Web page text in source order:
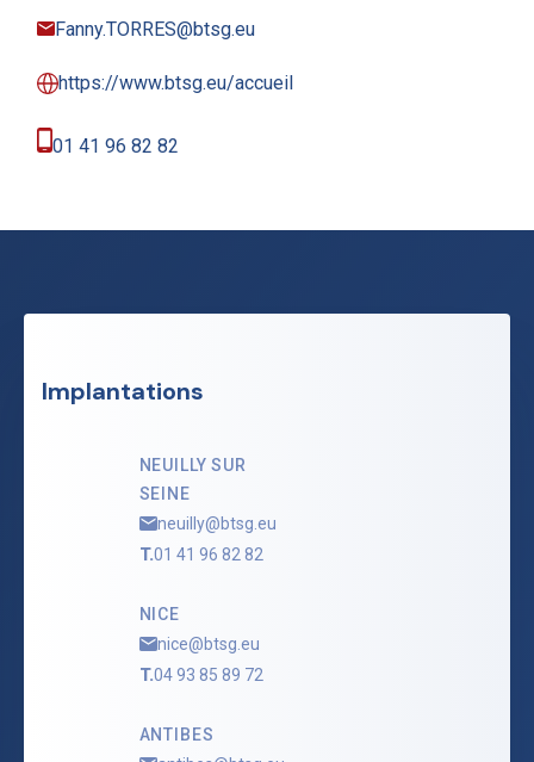
Fanny.TORRES@btsg.eu
https://www.btsg.eu/accueil
01 41 96 82 82
Implantations
NEUILLY SUR
SEINE
neuilly@btsg.eu
T.01 41 96 82 82
NICE
nice@btsg.eu
T.04 93 85 89 72
ANTIBES